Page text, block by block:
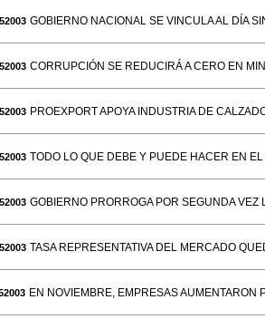
GOBIERNO NACIONAL SE VINCULA AL DÍA
CORRUPCIÓN SE REDUCIRÁ A CERO EN
PROEXPORT APOYA INDUSTRIA DE
TODO LO QUE DEBE Y PUEDE HACER EN
GOBIERNO PRORROGA POR SEGUNDA VEZ
TASA REPRESENTATIVA DEL MERCADO
EN NOVIEMBRE, EMPRESAS AUMENTARON